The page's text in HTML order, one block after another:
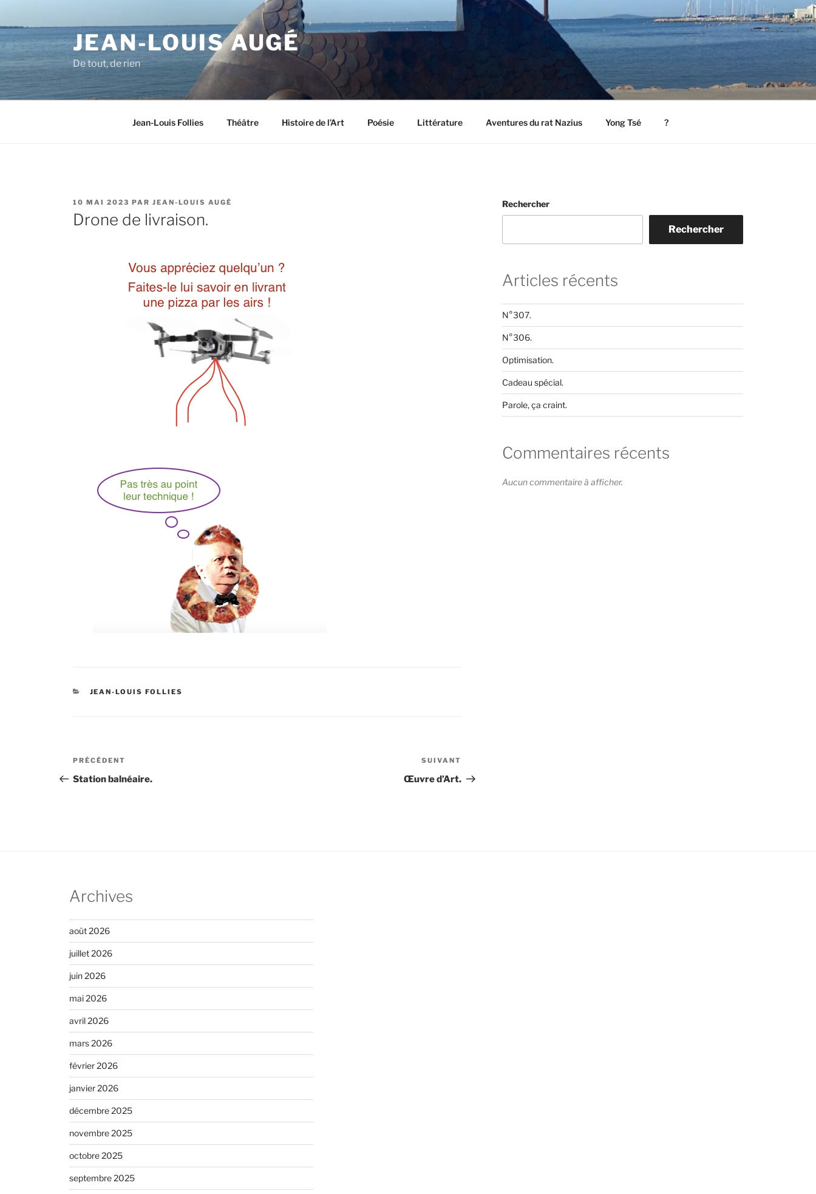
contenu
principal
JEAN-LOUIS AUGÉ
De tout, de rien
Jean-Louis Follies Théâtre Histoire de l’Art Poésie Littérature Aventures du rat Nazius Yong Tsé ?
PUBLIÉ
LE
10 MAI 2023 PAR JEAN-LOUIS AUGÉ
Drone de livraison.
CATÉGORIES
JEAN-LOUIS FOLLIES
Navigation
de
Article
précédent
PRÉCÉDENT
Station balnéaire.
suivant
SUIVANT
Œuvre d’Art.
Rechercher
Rechercher
Articles récents
N°307.
N°306.
Optimisation.
Cadeau spécial.
Parole, ça craint.
Commentaires récents
Aucun commentaire à afficher.
Archives
août 2026
juillet 2026
juin 2026
mai 2026
avril 2026
mars 2026
février 2026
janvier 2026
décembre 2025
novembre 2025
octobre 2025
septembre 2025